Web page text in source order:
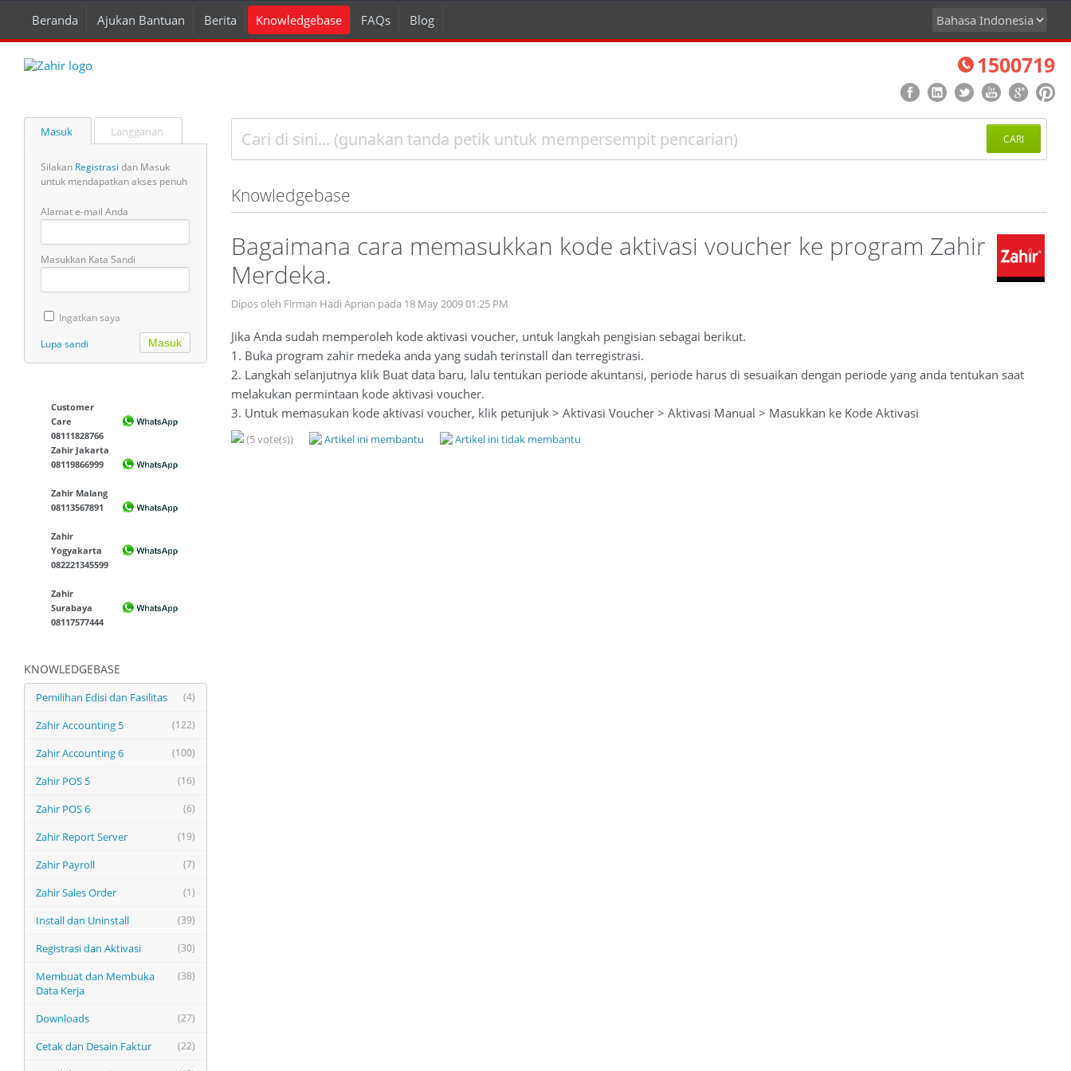
Beranda Ajukan Bantuan Berita Knowledgebase FAQs Blog
1500719
Masuk Langganan
Silakan Registrasi dan Masuk
untuk mendapatkan akses penuh
Alamat e-mail Anda
Masukkan Kata Sandi
Ingatkan saya
Lupa sandi
Customer
Care
08111828766
Zahir Jakarta
08119866999
Zahir Malang
08113567891
Zahir
Yogyakarta
082221345599
Zahir
Surabaya
08117577444
KNOWLEDGEBASE
(4)
Pemilihan Edisi dan Fasilitas
(122)
Zahir Accounting 5
(100)
Zahir Accounting 6
(16)
Zahir POS 5
(6)
Zahir POS 6
(19)
Zahir Report Server
(7)
Zahir Payroll
(1)
Zahir Sales Order
(39)
Install dan Uninstall
(30)
Registrasi dan Aktivasi
(38)
Membuat dan Membuka
Data Kerja
(27)
Downloads
(22)
Cetak dan Desain Faktur
CARI
Knowledgebase
Bagaimana cara memasukkan kode aktivasi voucher ke program Zahir
Merdeka.
Dipos oleh Firman Hadi Aprian pada 18 May 2009 01:25 PM
Jika Anda sudah memperoleh kode aktivasi voucher, untuk langkah pengisian sebagai berikut.
1. Buka program zahir medeka anda yang sudah terinstall dan terregistrasi.
2. Langkah selanjutnya klik Buat data baru, lalu tentukan periode akuntansi, periode harus di sesuaikan dengan periode yang anda tentukan saat
melakukan permintaan kode aktivasi voucher.
3. Untuk memasukan kode aktivasi voucher, klik petunjuk > Aktivasi Voucher > Aktivasi Manual > Masukkan ke Kode Aktivasi
(5 vote(s)) Artikel ini membantu Artikel ini tidak membantu